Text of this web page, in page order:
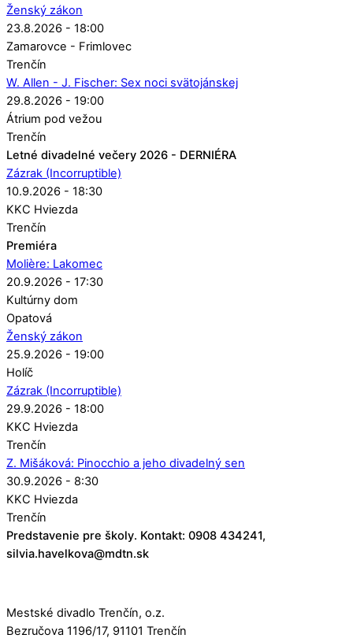
Ženský zákon
23.8.2026 - 18:00
Zamarovce - Frimlovec
Trenčín
W. Allen - J. Fischer: Sex noci svätojánskej
29.8.2026 - 19:00
Átrium pod vežou
Trenčín
Letné divadelné večery 2026 - DERNIÉRA
Zázrak (Incorruptible)
10.9.2026 - 18:30
KKC Hviezda
Trenčín
Premiéra
Molière: Lakomec
20.9.2026 - 17:30
Kultúrny dom
Opatová
Ženský zákon
25.9.2026 - 19:00
Holíč
Zázrak (Incorruptible)
29.9.2026 - 18:00
KKC Hviezda
Trenčín
Z. Mišáková: Pinocchio a jeho divadelný sen
30.9.2026 - 8:30
KKC Hviezda
Trenčín
Predstavenie pre školy. Kontakt: 0908 434241,
silvia.havelkova@mdtn.sk
Mestské divadlo Trenčín, o.z.
Bezručova 1196/17, 91101 Trenčín